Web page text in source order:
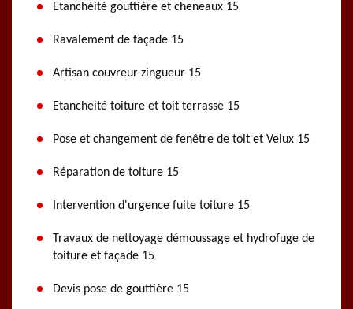
Etanchéité gouttière et cheneaux 15
Ravalement de façade 15
Artisan couvreur zingueur 15
Etancheité toiture et toit terrasse 15
Pose et changement de fenêtre de toit et Velux 15
Réparation de toiture 15
Intervention d'urgence fuite toiture 15
Travaux de nettoyage démoussage et hydrofuge de
toiture et façade 15
Devis pose de gouttière 15